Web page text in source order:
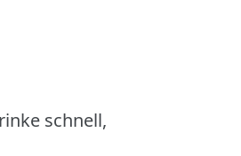
schnell,